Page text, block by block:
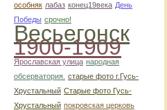
особняк лабаз конец19века День
Победы срочно!
Весьегонск
1900-1909
Ярославская улица народная
обсерватория. старые фото г.Гусь-
Хрустальный Старые фото Гусь-
Хрустальный покровская церковь